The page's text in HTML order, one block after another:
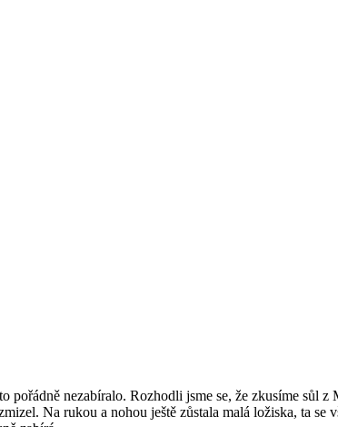
nezabíralo. Rozhodli jsme se, že zkusíme sůl
Na rukou a nohou ještě zůstala malá ložiska, ta